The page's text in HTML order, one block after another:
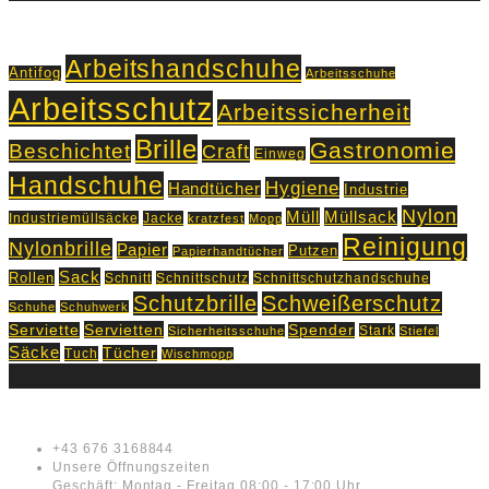
Antifog Arbeitshandschuhe Arbeitsschuhe
Arbeitsschutz Arbeitssicherheit
Beschichtet Brille Craft Einweg Gastronomie
Handschuhe Handtücher Hygiene Industrie
Industriemüllsäcke Jacke kratzfest Mopp Müll Müllsack Nylon
Nylonbrille Papier Papierhandtücher Putzen Reinigung
Rollen Sack Schnitt Schnittschutz Schnittschutzhandschuhe
Schuhe Schuhwerk Schutzbrille Schweißerschutz
Serviette Servietten Sicherheitsschuhe Spender Stark Stiefel
Säcke Tuch Tücher Wischmopp
+43 676 3168844
Unsere Öffnungszeiten
Geschäft: Montag - Freitag 08:00 - 17:00 Uhr